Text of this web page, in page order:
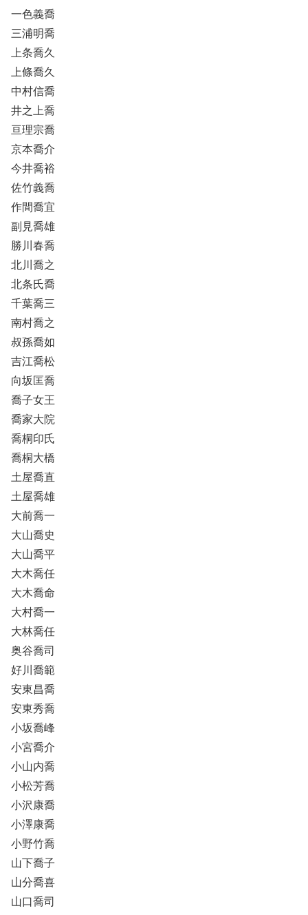
一色義喬
三浦明喬
上条喬久
上條喬久
中村信喬
井之上喬
亘理宗喬
京本喬介
今井喬裕
佐竹義喬
作間喬宜
副見喬雄
勝川春喬
北川喬之
北条氏喬
千葉喬三
南村喬之
叔孫喬如
吉江喬松
向坂匡喬
喬子女王
喬家大院
喬桐印氏
喬桐大橋
土屋喬直
土屋喬雄
大前喬一
大山喬史
大山喬平
大木喬任
大木喬命
大村喬一
大林喬任
奥谷喬司
好川喬範
安東昌喬
安東秀喬
小坂喬峰
小宮喬介
小山内喬
小松芳喬
小沢康喬
小澤康喬
小野竹喬
山下喬子
山分喬喜
山口喬司